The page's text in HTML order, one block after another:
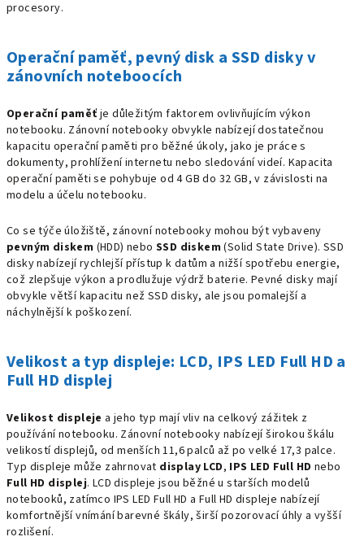
procesory.
Operační paměť, pevný disk a SSD disky v
zánovních noteboocích
Operační paměť je důležitým faktorem ovlivňujícím výkon
notebooku. Zánovní notebooky obvykle nabízejí dostatečnou
kapacitu operační paměti pro běžné úkoly, jako je práce s
dokumenty, prohlížení internetu nebo sledování videí. Kapacita
operační paměti se pohybuje od 4 GB do 32 GB, v závislosti na
modelu a účelu notebooku.
Co se týče úložiště, zánovní notebooky mohou být vybaveny
pevným diskem (HDD) neboSSD diskem (Solid State Drive). SSD
disky nabízejí rychlejší přístup k datům a nižší spotřebu energie,
což zlepšuje výkon a prodlužuje výdrž baterie. Pevné disky mají
obvykle větší kapacitu než SSD disky, ale jsou pomalejší a
náchylnější k poškození.
Velikost a typ displeje: LCD, IPS LED Full HD a
Full HD displej
Velikost displeje a jeho typ mají vliv na celkový zážitek z
používání notebooku. Zánovní notebooky nabízejí širokou škálu
velikostí displejů, od menších 11,6 palců až po velké 17,3 palce.
Typ displeje může zahrnovat display LCD, IPS LED Full HD nebo
Full HD displej. LCD displeje jsou běžné u starších modelů
notebooků, zatímco IPS LED Full HD a Full HD displeje nabízejí
komfortnější vnímání barevné škály, širší pozorovací úhly a vyšší
rozlišení.